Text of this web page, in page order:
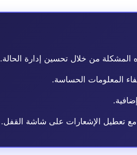
من خلال تحسين إدارة الحالة.
المعلومات الحساسة.